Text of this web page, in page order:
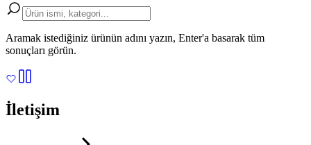
Aramak istediğiniz ürünün adını yazın, Enter'a basarak tüm
sonuçları görün.
İletişim